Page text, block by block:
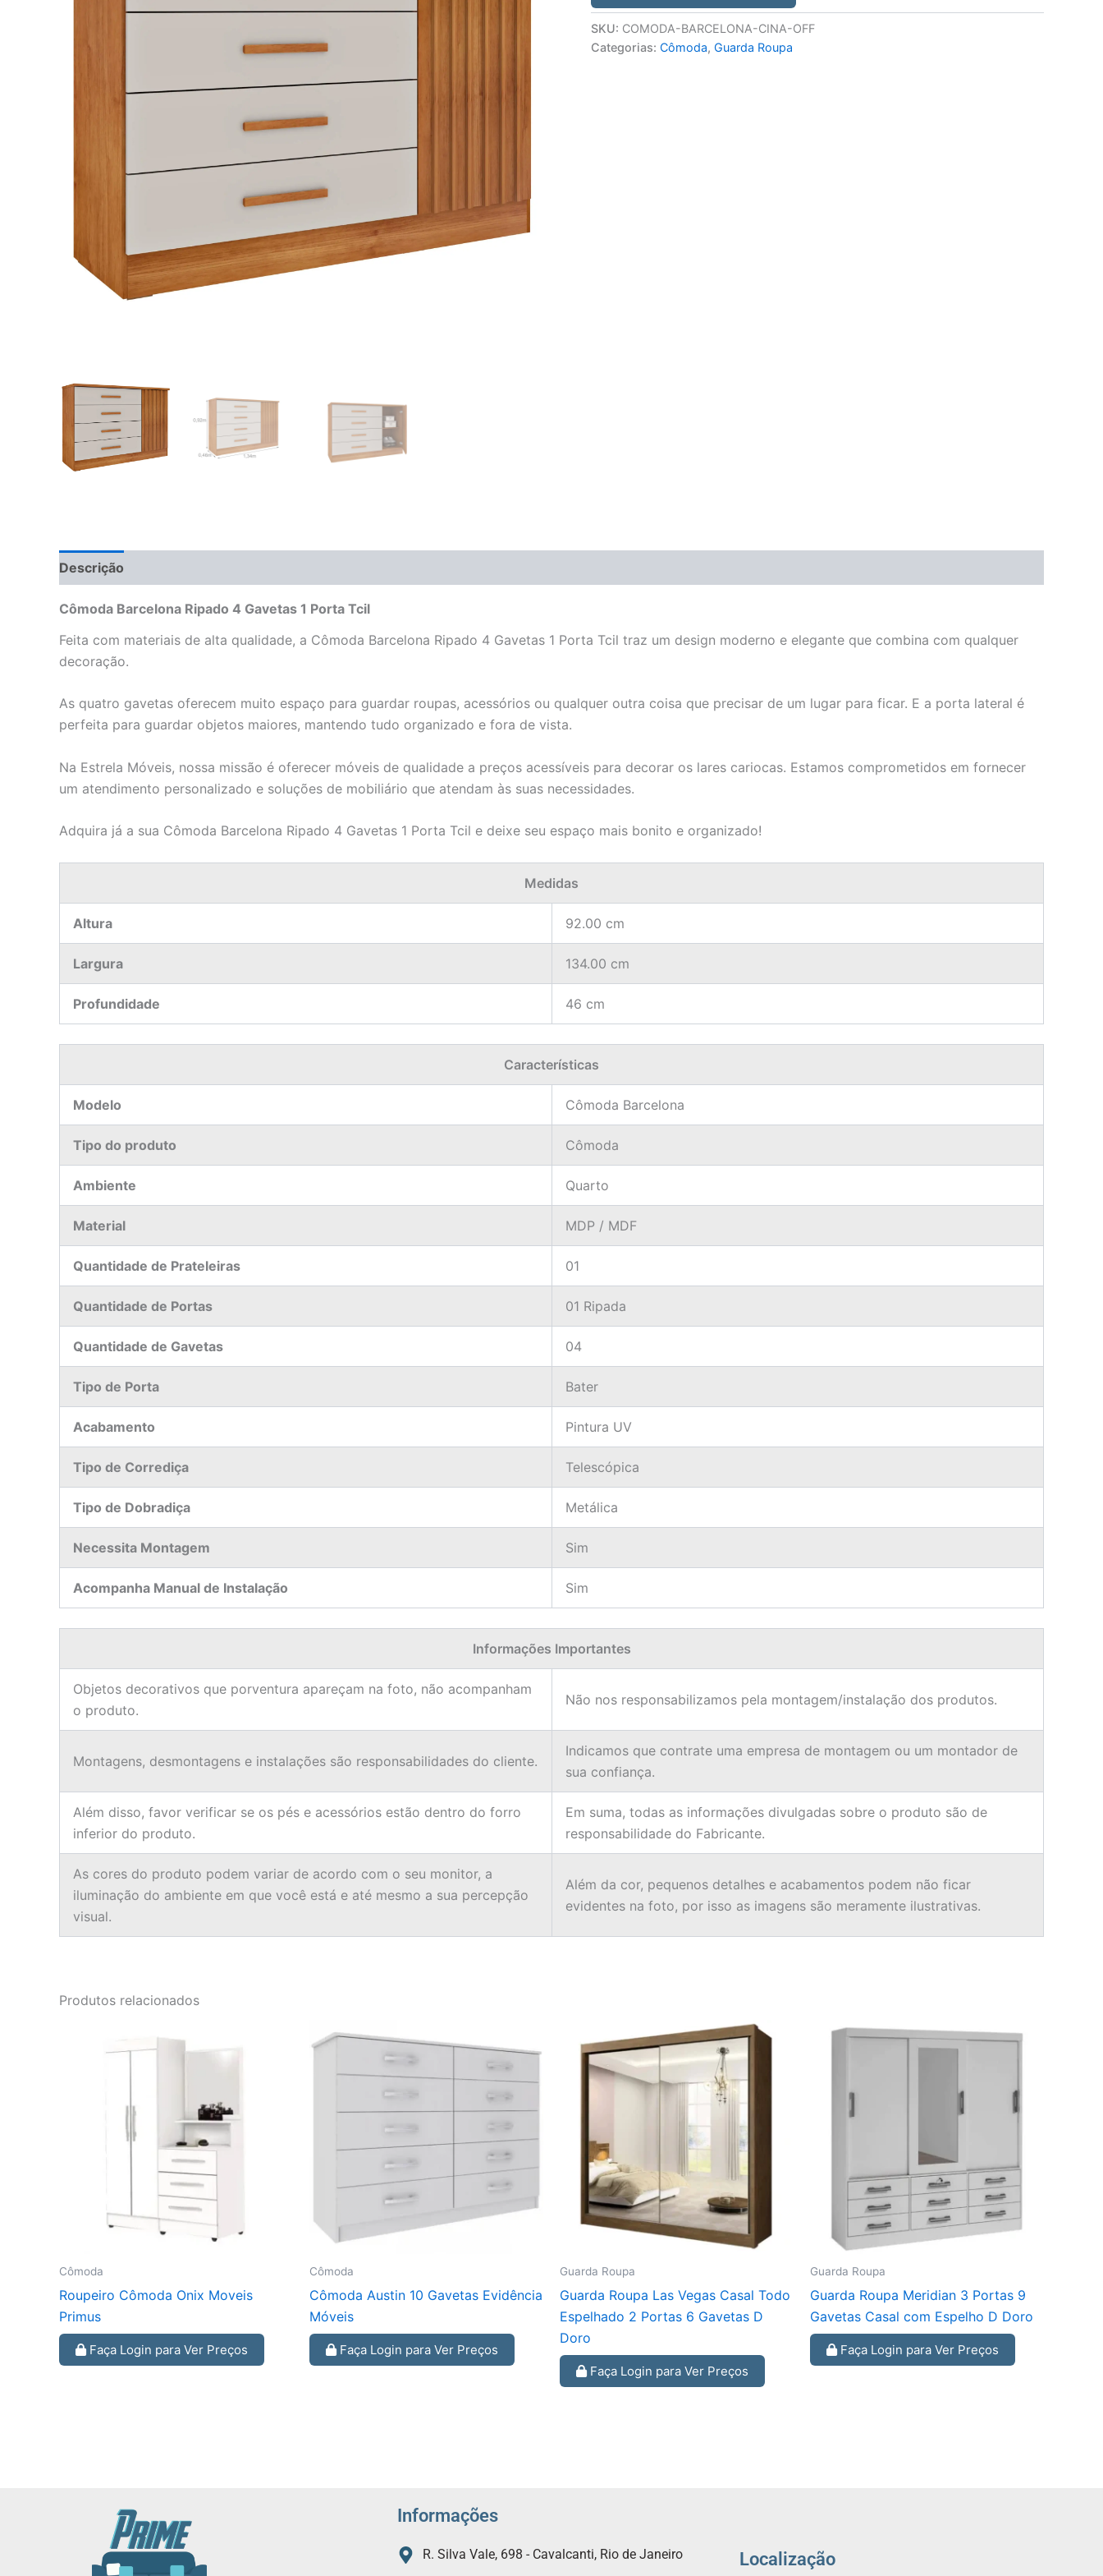
SKU: COMODA-BARCELONA-CINA-OFF
Categorias: Cômoda, Guarda Roupa
Descrição
Cômoda Barcelona Ripado 4 Gavetas 1 Porta Tcil
Feita com materiais de alta qualidade, a Cômoda Barcelona Ripado 4 Gavetas 1 Porta Tcil traz um design moderno e elegante que combina com qualquer
decoração.
As quatro gavetas oferecem muito espaço para guardar roupas, acessórios ou qualquer outra coisa que precisar de um lugar para ficar. E a porta lateral é
perfeita para guardar objetos maiores, mantendo tudo organizado e fora de vista.
Na Estrela Móveis, nossa missão é oferecer móveis de qualidade a preços acessíveis para decorar os lares cariocas. Estamos comprometidos em fornecer
um atendimento personalizado e soluções de mobiliário que atendam às suas necessidades.
Adquira já a sua Cômoda Barcelona Ripado 4 Gavetas 1 Porta Tcil e deixe seu espaço mais bonito e organizado!
Medidas
Altura 92.00 cm
Largura 134.00 cm
Profundidade 46 cm
Características
Modelo Cômoda Barcelona
Tipo do produto Cômoda
Ambiente Quarto
Material MDP / MDF
Quantidade de Prateleiras 01
Quantidade de Portas 01 Ripada
Quantidade de Gavetas 04
Tipo de Porta Bater
Acabamento Pintura UV
Tipo de Corrediça Telescópica
Tipo de Dobradiça Metálica
Necessita Montagem Sim
Acompanha Manual de Instalação Sim
Informações Importantes
Objetos decorativos que porventura apareçam na foto, não acompanham
o produto.
Não nos responsabilizamos pela montagem/instalação dos produtos.
Montagens, desmontagens e instalações são responsabilidades do cliente.
Indicamos que contrate uma empresa de montagem ou um montador de
sua confiança.
Além disso, favor verificar se os pés e acessórios estão dentro do forro
inferior do produto.
Em suma, todas as informações divulgadas sobre o produto são de
responsabilidade do Fabricante.
As cores do produto podem variar de acordo com o seu monitor, a
iluminação do ambiente em que você está e até mesmo a sua percepção
visual.
Além da cor, pequenos detalhes e acabamentos podem não ficar
evidentes na foto, por isso as imagens são meramente ilustrativas.
Produtos relacionados
Cômoda
Roupeiro Cômoda Onix Moveis
Primus
Faça Login para Ver Preços
Cômoda
Cômoda Austin 10 Gavetas Evidência
Móveis
Faça Login para Ver Preços
Guarda Roupa
Guarda Roupa Las Vegas Casal Todo
Espelhado 2 Portas 6 Gavetas D
Doro
Faça Login para Ver Preços
Guarda Roupa
Guarda Roupa Meridian 3 Portas 9
Gavetas Casal com Espelho D Doro
Faça Login para Ver Preços
Informações
R. Silva Vale, 698 - Cavalcanti, Rio de Janeiro Localização